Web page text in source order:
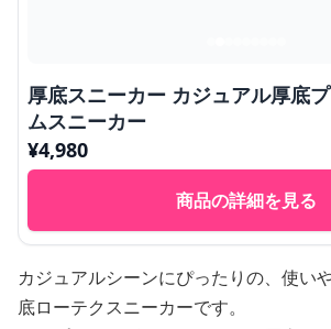
厚底スニーカー カジュアル厚底
ムスニーカー
¥4,980
商品の詳細を見る
カジュアルシーンにぴったりの、使い
底ローテクスニーカーです。